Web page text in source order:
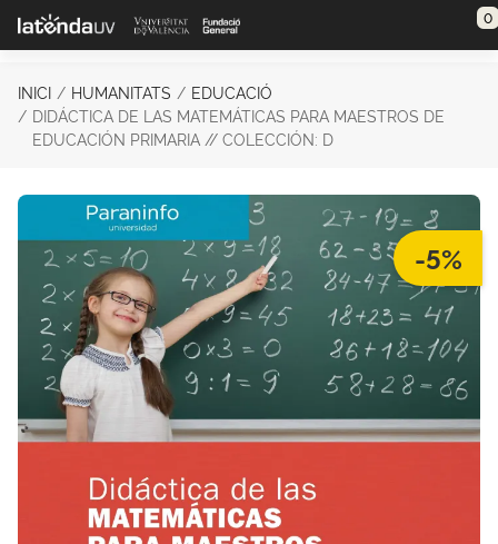
Saltar al contenido principal 0
INICI HUMANITATS
EDUCACIÓ
DIDÁCTICA DE LAS MATEMÁTICAS PARA MAESTROS DE
EDUCACIÓN PRIMARIA // COLECCIÓN: D
-5%